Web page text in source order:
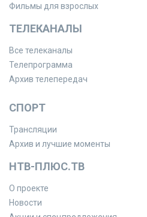
Фильмы для взрослых
ТЕЛЕКАНАЛЫ
Все телеканалы
Телепрограмма
Архив телепередач
СПОРТ
Трансляции
Архив и лучшие моменты
НТВ-ПЛЮС.ТВ
О проекте
Новости